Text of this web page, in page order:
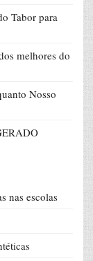
Tabor para
melhores do
Nosso
nas escolas